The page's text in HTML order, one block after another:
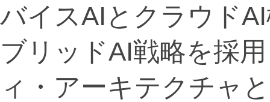
バイスAIとクラウド
ブリッドAI戦略を採
ィ・アーキテクチャ